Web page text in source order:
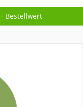
Bestellwert